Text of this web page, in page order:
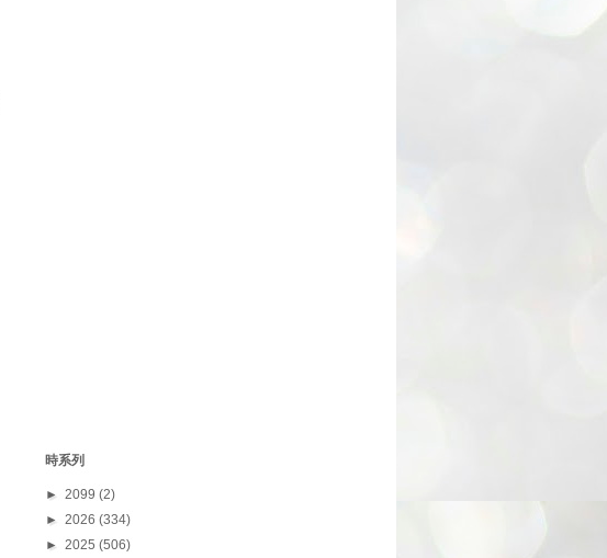
時系列
► 2099 (2)
► 2026 (334)
► 2025 (506)